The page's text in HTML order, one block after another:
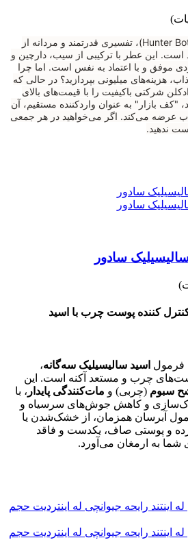
ادکلن جانوین هانتر بتم (Hunter Bottom)، تفسیری قدرتمند و مردانه از
است. این عطر با ترکیبی از سیب، دارچین و
موفق و با اعتماد به نفس است. اما چرا
هزینه‌های میلیونی بپردازید؟ در حالی که
شرکتی باکیفیت را با قیمت‌های بالای
"کف بازار" به عنوان واردکننده مستقیم، آن
عرضه می‌کند. اگر می‌خواهید در هر جمعی
ندهید.
سادور
کننده پوست چرب با اسید
فرمول اسید سالیسیلیک سه‌گانه،
چرب و مستعد آکنه است. این
سبوم (چربی) و مات‌کنندگی پایدار ، با
پاک‌سازی و کاهش جوش‌های سرسیاه و
آبرسان همزمان، از خشک‌شدن یا
و پوستی صاف، یکدست و فاقد
به ارمغان می‌آورد.